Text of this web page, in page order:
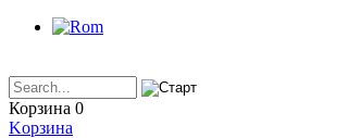
Корзина 0
Kорзинa